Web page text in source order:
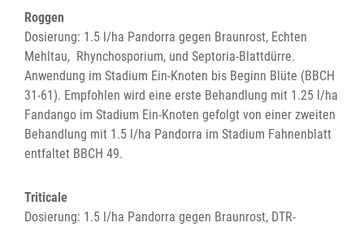
Roggen
Dosierung: 1.5 l/ha Pandorra gegen Braunrost, Echten
Mehltau, Rhynchosporium, und Septoria-Blattdürre.
Anwendung im Stadium Ein-Knoten bis Beginn Blüte (BBCH
31-61). Empfohlen wird eine erste Behandlung mit 1.25 l/ha
Fandango im Stadium Ein-Knoten gefolgt von einer zweiten
Behandlung mit 1.5 l/ha Pandorra im Stadium Fahnenblatt
entfaltet BBCH 49.
Triticale
Dosierung: 1.5 l/ha Pandorra gegen Braunrost, DTR-